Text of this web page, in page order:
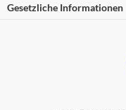
Gesetzliche Informationen